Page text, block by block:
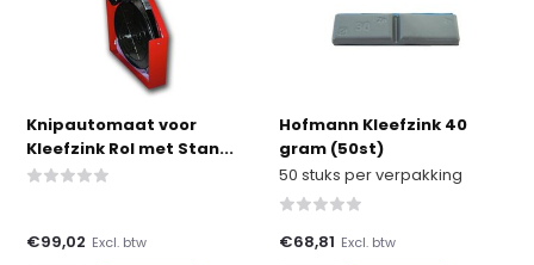
Knipautomaat voor
Kleefzink Rol met Stan...
€99,02 Excl. btw
Hofmann Kleefzink 40
gram (50st)
50 stuks per verpakking
€68,81 Excl. btw